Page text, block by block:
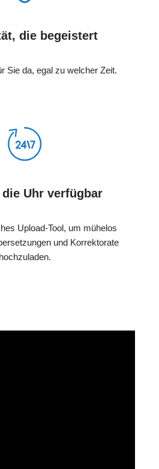
die begeistert
Sie da, egal zu welcher Zeit.
Uhr verfügbar
Upload-Tool, um mühelos
und Korrektorate
hochzuladen.